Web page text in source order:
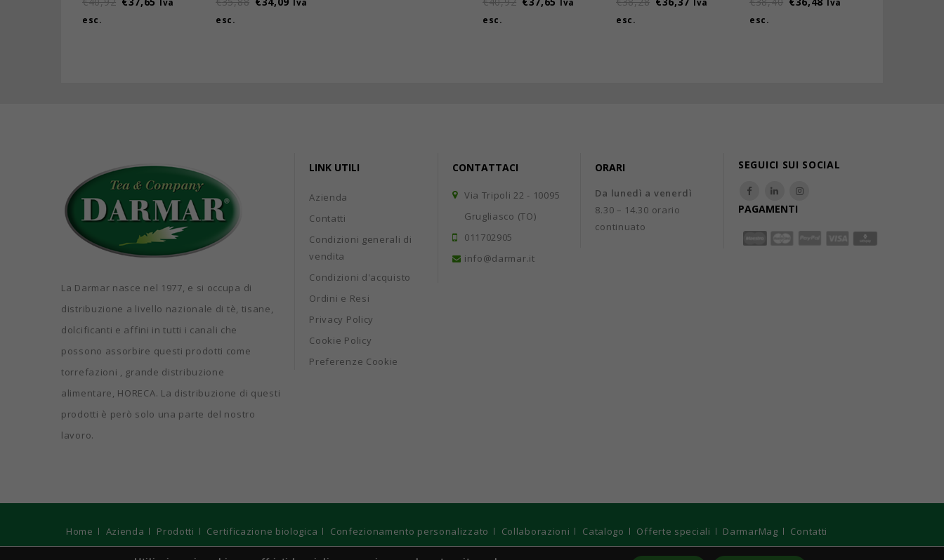
Iva
esc.
Iva
esc.
Iva
esc.
Iva
esc.
Iva
esc.
La Darmar nasce nel 1977, e si occupa di
distribuzione a livello nazionale di tè, tisane,
dolcificanti e affini in tutti i canali che
possono assorbire questi prodotti come
torrefazioni , grande distribuzione
alimentare, HORECA. La distribuzione di questi
prodotti è però solo una parte del nostro
lavoro.
LINK UTILI
Azienda
Contatti
Condizioni generali di
vendita
Condizioni d'acquisto
Ordini e Resi
Privacy Policy
Cookie Policy
Preferenze Cookie
CONTATTACI
Via Tripoli 22 - 10095
Grugliasco (TO)
011702905
info@darmar.it
ORARI
Da lunedì a venerdì
8.30 – 14.30 orario
continuato
SEGUICI SUI SOCIAL
PAGAMENTI
Home Azienda Prodotti Certificazione biologica Confezionamento personalizzato Collaborazioni Catalogo Offerte speciali DarmarMag Contatti